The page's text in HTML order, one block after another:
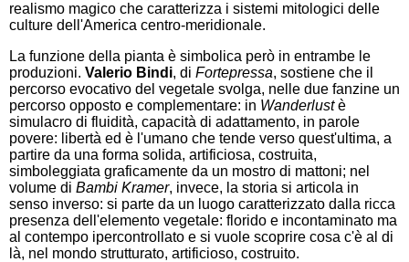
realismo magico che caratterizza i sistemi mitologici delle
culture dell'America centro-meridionale.
La funzione della pianta è simbolica però in entrambe le
produzioni. Valerio Bindi, di Fortepressa, sostiene che il
percorso evocativo del vegetale svolga, nelle due fanzine un
percorso opposto e complementare: in Wanderlustè
simulacro di fluidità, capacità di adattamento, in parole
povere: libertà ed è l'umano che tende verso quest'ultima, a
partire da una forma solida, artificiosa, costruita,
simboleggiata graficamente da un mostro di mattoni; nel
volume di Bambi Kramer, invece, la storia si articola in
senso inverso: si parte da un luogo caratterizzato dalla ricca
presenza dell'elemento vegetale: florido e incontaminato ma
al contempo ipercontrollato e si vuole scoprire cosa c'è al di
là, nel mondo strutturato, artificioso, costruito.